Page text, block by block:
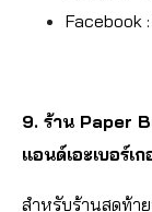
Facebook
9. ร้าน Paper
แอนด์เอะเบอร์เก
สำหรับร้านสุดท้า